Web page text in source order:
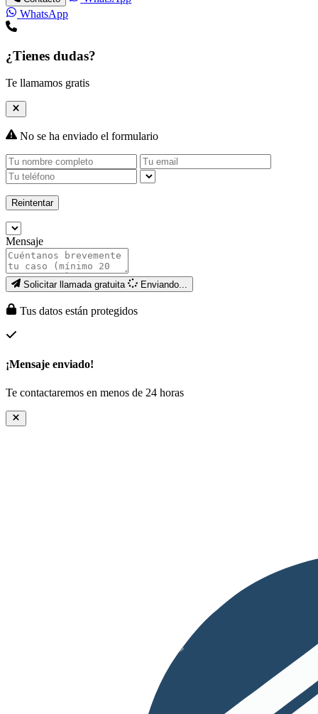
WhatsApp
¿Tienes dudas?
Te llamamos gratis
No se ha enviado el formulario
Reintentar
Mensaje
Solicitar llamada gratuita Enviando...
Tus datos están protegidos
¡Mensaje enviado!
Te contactaremos en menos de 24 horas